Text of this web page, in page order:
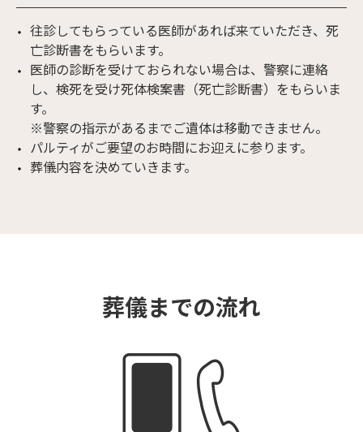
往診してもらっている医師があれば来ていただき、死
亡診断書をもらいます。
医師の診断を受けておられない場合は、警察に連絡
し、検死を受け死体検案書（死亡診断書）をもらいま
す。
※警察の指示があるまでご遺体は移動できません。
パルティがご要望のお時間にお迎えに参ります。
葬儀内容を決めていきます。
葬儀までの流れ